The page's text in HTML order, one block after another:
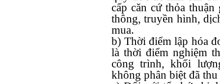
cấp căn cứ thỏa
thông, truyền hình,
mua.
b) Thời điểm lập hóa
là thời điểm nghiệm
công trình, khối
không phân biệt đã